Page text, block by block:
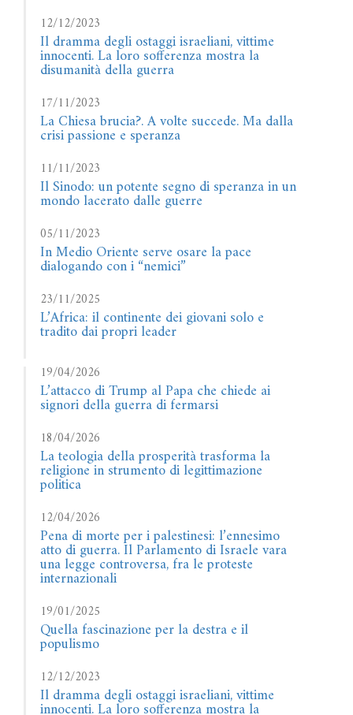
12/12/2023
Il dramma degli ostaggi israeliani, vittime
innocenti. La loro sofferenza mostra la
disumanità della guerra
17/11/2023
La Chiesa brucia?. A volte succede. Ma dalla
crisi passione e speranza
11/11/2023
Il Sinodo: un potente segno di speranza in un
mondo lacerato dalle guerre
05/11/2023
In Medio Oriente serve osare la pace
dialogando con i “nemici”
23/11/2025
L’Africa: il continente dei giovani solo e
tradito dai propri leader
19/04/2026
L’attacco di Trump al Papa che chiede ai
signori della guerra di fermarsi
18/04/2026
La teologia della prosperità trasforma la
religione in strumento di legittimazione
politica
12/04/2026
Pena di morte per i palestinesi: l’ennesimo
atto di guerra. Il Parlamento di Israele vara
una legge controversa, fra le proteste
internazionali
19/01/2025
Quella fascinazione per la destra e il
populismo
12/12/2023
Il dramma degli ostaggi israeliani, vittime
innocenti. La loro sofferenza mostra la